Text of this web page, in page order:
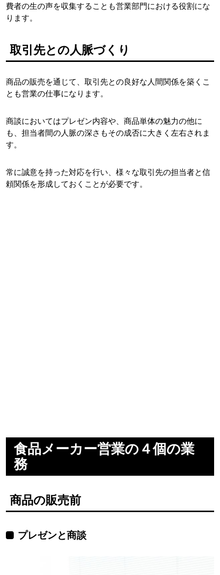
費者の生の声を収集することも営業部門における役割にな
ります。
取引先との人脈づくり
商品の販売を通じて、取引先との良好な人間関係を築くこ
とも営業の仕事になります。
商談においてはプレゼン内容や、商品単体の魅力の他に
も、担当者間の人脈の深さもその成否に大きく左右されま
す。
常に誠意を持った対応を行い、様々な取引先の担当者と信
頼関係を形成しておくことが必要です。
食品メーカー営業の４個の業
務
商品の販売前
プレゼンと商談